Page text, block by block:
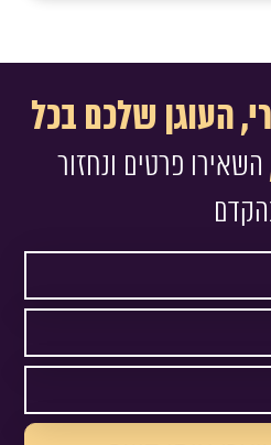
העוגן שלכם בכל
השאירו פרטים ונחזור